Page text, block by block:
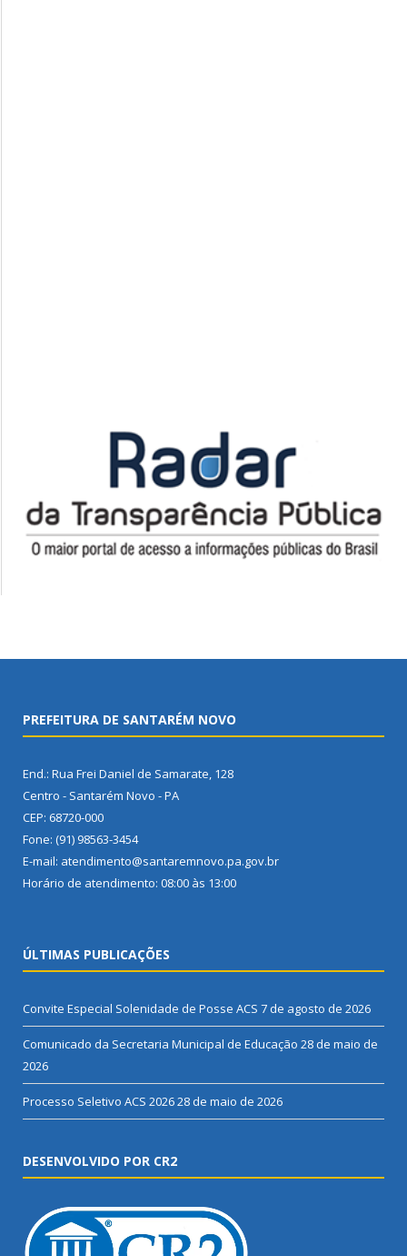
PREFEITURA DE SANTARÉM NOVO
End.: Rua Frei Daniel de Samarate, 128
Centro - Santarém Novo - PA
CEP: 68720-000
Fone: (91) 98563-3454
E-mail: atendimento@santaremnovo.pa.gov.br
Horário de atendimento: 08:00 às 13:00
ÚLTIMAS PUBLICAÇÕES
Convite Especial Solenidade de Posse ACS 7 de agosto de 2026
Comunicado da Secretaria Municipal de Educação 28 de maio de
2026
Processo Seletivo ACS 202628 de maio de 2026
DESENVOLVIDO POR CR2